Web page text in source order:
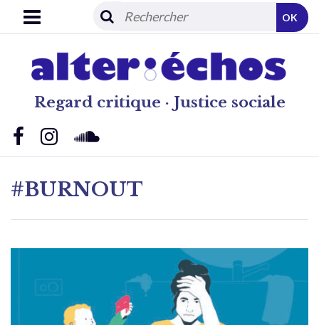
Regard critique · Justice sociale
OK
#BURNOUT